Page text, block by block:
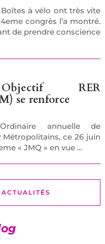
à vélo ont très vite
congrès l’a montré.
de prendre conscience
Objectif RER
se renforce
annuelle de
Métropolitains, ce 26 juin
« JMQ » en vue …